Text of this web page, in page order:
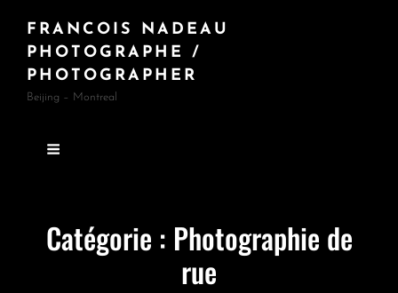
FRANCOIS NADEAU
PHOTOGRAPHE /
PHOTOGRAPHER
Beijing – Montreal
Catégorie : Photographie de
rue